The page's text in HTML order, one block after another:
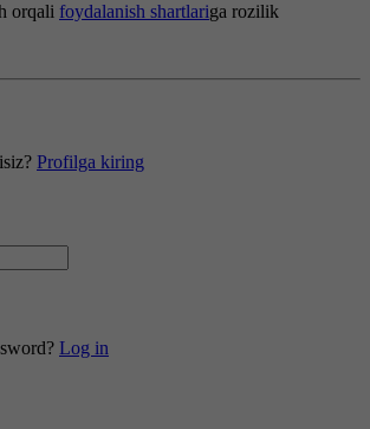
orqali foydalanish shartlariga rozilik
Profilga kiring
Log in